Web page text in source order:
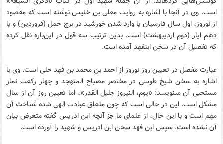
است. وى در آنجا با اشاره به روايت معلى بن خنيس نوشته است که مقصود
از نوروز، اول سال فارسيان يا وارد شدن خورشيد در برج حمل (فروردين) و يا
دهم ايار (دوم ارديبهشت) است. بدين ترتيب سه قول در اين‌باره نقل کرده
که تفصيل آن در سخن ابن‏فهد آمده است.
عبارت مفصل در تعيين روز نوروز از احمد بن محمد بن فهد حلى است. وى با
اشاره به سخن شيخ طوسى در مختصر مصباح المتهجد و چهار رکعت نماز
مستحبى آن مى‏نويسد: «يوم، النيروز جليل القدر»، اما تعيين روز آن از سال
مشکل است. اين در حالى است که چون متعلق عبادت الهى شده شناخت آن
مهم است و با اين حال، از علماى ما جز آنچه ابن‏ ادريس گفته متعرض بيان
آن نشده است. سپس ابن ‏فهد سخن ابن ‏ادريس و شهيد را آورده است.